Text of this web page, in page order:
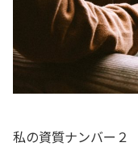
私の資質ナンバー２